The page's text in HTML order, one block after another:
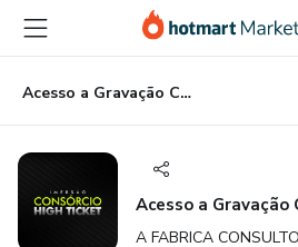
para
conteúdo
principal
para
pagamento
para
rodapé
Acesso a Gravação Consorcio Hight Ticket
Acesso a
A FABRICA